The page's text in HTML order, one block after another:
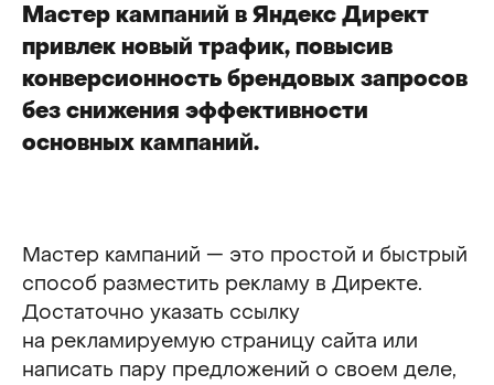
Мастер кампаний в Яндекс Директ
привлек новый трафик, повысив
конверсионность брендовых запросов
без снижения эффективности
основных кампаний.
Мастер кампаний — это простой и быстрый
способ разместить рекламу в Директе.
Достаточно указать ссылку
на рекламируемую страницу сайта или
написать пару предложений о своем деле,